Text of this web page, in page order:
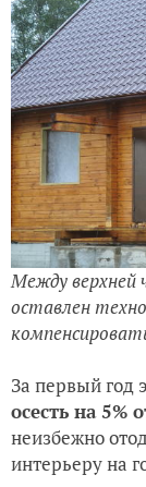
Между верхней
оставлен
За первый год
осесть на 5%
неизбежно
интерьеру на